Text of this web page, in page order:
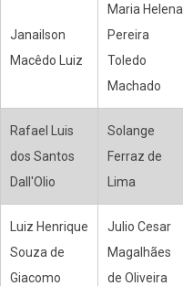
Janailson
Macêdo Luiz
Maria Helena
Pereira
Toledo
Machado
Rafael Luis
dos Santos
Dall'Olio
Solange
Ferraz de
Lima
Luiz Henrique
Souza de
Giacomo
Julio Cesar
Magalhães
de Oliveira